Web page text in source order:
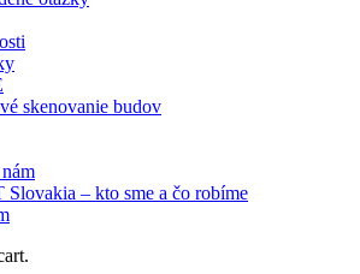
skenovanie budov
Slovakia – kto sme a čo robíme